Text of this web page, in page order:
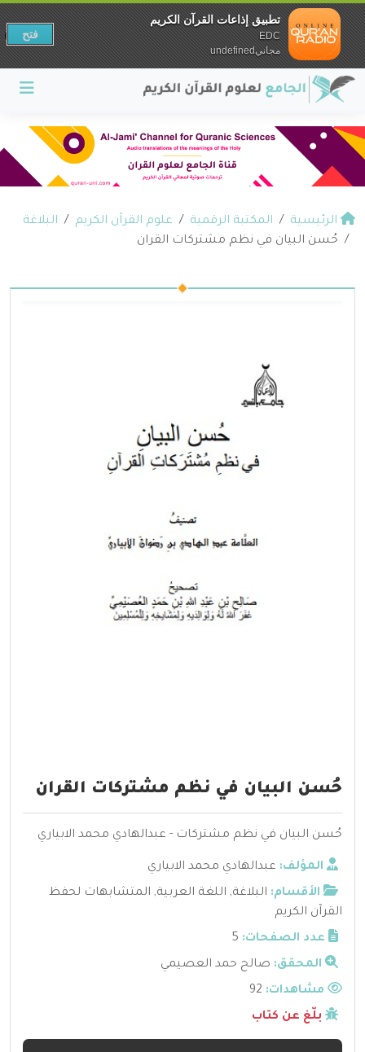
الرئيسية المكتبة الرقمية علوم القرآن الكريم
البلاغة
حُسن البيان في نظم مشتركات القران
حُسن البيان في نظم مشتركات القران
حُسن البيان في نظم مشتركات - عبدالهادي محمد الابياري
المؤلف: عبدالهادي محمد الابياري
الأقسام: البلاغة, اللغة العربية, المتشابهات لحفظ
القرآن الكريم
عدد الصفحات: 5
المحقق: صالح حمد العصيمي
مشاهدات:
بلّغ عن كتاب
تطبيق إذاعات القرآن الكريم
EDC
مجانيundefined
فتح